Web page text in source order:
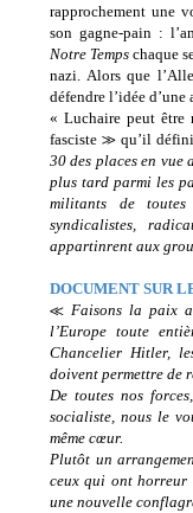
rapprochement une
son gagne-pain :
Notre Temps chaque
nazi. Alors que
défendre l’idée
« Luchaire peut
fasciste ≫ qu’il
30 des places en vue
plus tard parmi les
militants de toutes
syndicalistes,
appartinrent aux
DOCUMENT SUR
≪ Faisons la paix
l’Europe toute
Chancelier Hitler,
doivent permettre de
De toutes nos
socialiste, nous le
même cœur.
Plutôt un
ceux qui ont horreur
une nouvelle